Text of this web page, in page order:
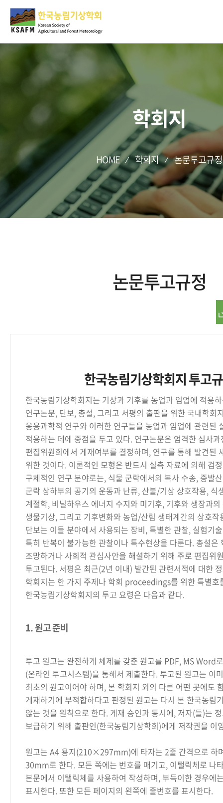
학회지
HOME 학회지 논문투고규정
논문투고규정
한국농림기상학회지 투고
한국농림기상학회지는 기상과 기후를 농업과 임업에 적용
연구논문, 단보, 총설, 그리고 서평의 출판을 위한 국내학회
응용과학적 연구와 이러한 연구들을 농업과 임업에 관련된
적용하는 데에 중점을 두고 있다. 연구논문은 엄격한 심사
편집위원회에서 게재여부를 결정하며, 연구를 통해 발견된
위한 것이다. 이론적인 모형은 반드시 실측 자료에 의해 검
구체적인 연구 분야로는, 식물 군락에서의 복사 수송, 증발
군락 상하부의 공기의 운동과 난류, 산불/기상 상호작용, 식
계절학, 비닐하우스 에너지 수지와 미기후, 기후와 생장과
생물기상, 그리고 기후변화와 농업/산림 생태계간의 상호작
단보는 이들 분야에서 사용되는 장비, 특별한 관찰, 실험기
특히 반복이 불가능한 관찰이나 특수현상을 다룬다. 총설은
조망하거나 사회적 관심사안을 해설하기 위해 주로 편집위
투고된다. 서평은 최근(2년 이내) 발간된 관련서적에 대한
학회지는 한 가지 주제나 학회 proceedings를 위한 특별호
한국농림기상학회지의 투고 요령은 다음과 같다.
1. 원고 준비
투고 원고는 완전하게 체제를 갖춘 원고를 PDF, MS Word
(온라인 투고시스템)을 통해서 제출한다. 투고된 원고는 이
최초의 원고이어야 하며, 본 학회지 외의 다른 어떤 곳에도
게재하기에 부적합하다고 판정된 원고는 다시 본 한국농림
않는 것을 원칙으로 한다. 게재 승인과 동시에, 저자(들)는
보급하기 위해 출판인(한국농림기상학회)에게 저작권을 이
원고는 A4 용지(210×297mm)에 타자는 2줄 간격으로 하
30mm로 한다. 모든 쪽에는 번호를 매기고, 이탤릭체로 나
본문에서 이탤릭체를 사용하여 작성하며, 부득이한 경우에
표시한다. 또한 모든 페이지의 왼쪽에 줄번호를 표시한다.